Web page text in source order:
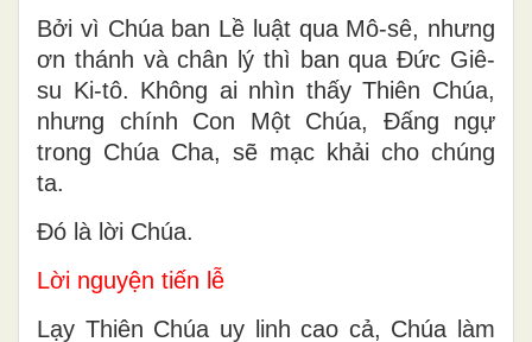
Người mà chúng ta hết thảy tiếp nhận ơn
này tới ơn khác.
Bởi vì Chúa ban Lề luật qua Mô-sê, nhưng
ơn thánh và chân lý thì ban qua Ðức Giê-
su Ki-tô. Không ai nhìn thấy Thiên Chúa,
nhưng chính Con Một Chúa, Ðấng ngự
trong Chúa Cha, sẽ mạc khải cho chúng
ta.
Ðó là lời Chúa.